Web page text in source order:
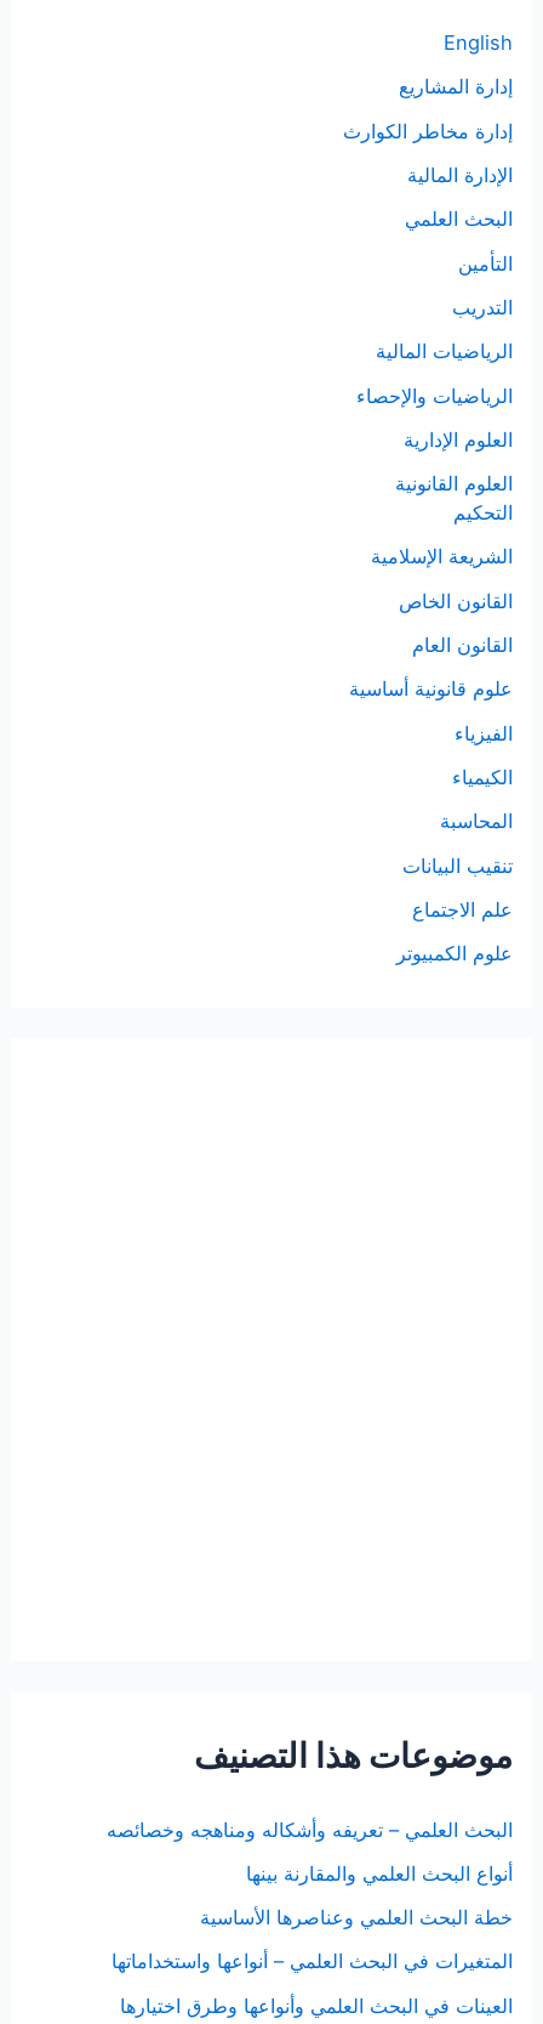
English
إدارة المشاريع
إدارة مخاطر الكوارث
الإدارة المالية
البحث العلمي
التأمين
التدريب
الرياضيات المالية
الرياضيات والإحصاء
العلوم الإدارية
العلوم القانونية
التحكيم
الشريعة الإسلامية
القانون الخاص
القانون العام
علوم قانونية أساسية
الفيزياء
الكيمياء
المحاسبة
تنقيب البيانات
علم الاجتماع
علوم الكمبيوتر
موضوعات هذا التصنيف
البحث العلمي – تعريفه وأشكاله ومناهجه وخصائصه
أنواع البحث العلمي والمقارنة بينها
خطة البحث العلمي وعناصرها الأساسية
المتغيرات في البحث العلمي – أنواعها واستخداماتها
العينات في البحث العلمي وأنواعها وطرق اختيارها